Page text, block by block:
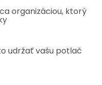
organizáciou, ktorý
udržať vašu potlač